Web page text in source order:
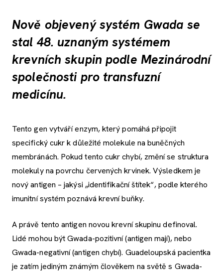
Nově objevený systém Gwada se
stal 48. uznaným systémem
krevních skupin podle Mezinárodní
společnosti pro transfuzní
medicínu.
Tento gen vytváří enzym, který pomáhá připojit
specifický cukr k důležité molekule na buněčných
membránách. Pokud tento cukr chybí, změní se struktura
molekuly na povrchu červených krvinek. Výsledkem je
nový antigen – jakýsi „identifikační štítek“, podle kterého
imunitní systém poznává krevní buňky.
A právě tento antigen novou krevní skupinu definoval.
Lidé mohou být Gwada-pozitivní (antigen mají), nebo
Gwada-negativní (antigen chybí). Guadeloupská pacientka
je zatím jediným známým člověkem na světě s Gwada-